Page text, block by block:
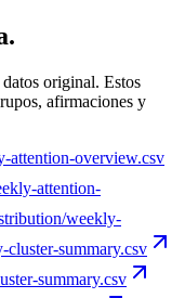
original. Estos
afirmaciones y
attention-overview.csv
attention-
weekly-
cluster-summary.csv
summary.csv